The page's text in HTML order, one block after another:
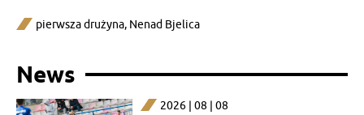
pierwsza drużyna, Nenad Bjelica
News
2026 | 08 | 08